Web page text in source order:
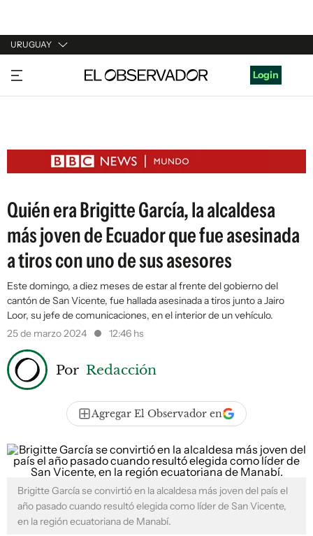
URUGUAY
URUGUAY
ARGENTINA
ESTADOS UNIDOS
Login
Quién era Brigitte García, la alcaldesa
más joven de Ecuador que fue asesinada
a tiros con uno de sus asesores
Este domingo, a diez meses de estar al frente del gobierno del
cantón de San Vicente, fue hallada asesinada a tiros junto a Jairo
Loor, su jefe de comunicaciones, en el interior de un vehículo.
25 de marzo 2024
12:46 hs
Por Redacción
Agregar El Observador en
Brigitte García se convirtió en la alcaldesa más joven del país el
año pasado cuando resultó elegida como líder de San Vicente,
en la región ecuatoriana de Manabí.